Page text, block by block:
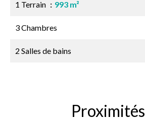
1 Terrain 993 m²
3 Chambres
2 Salles de bains
Proximités